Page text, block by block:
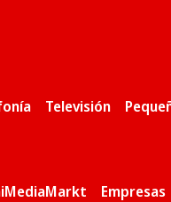
Televisión
Empresas